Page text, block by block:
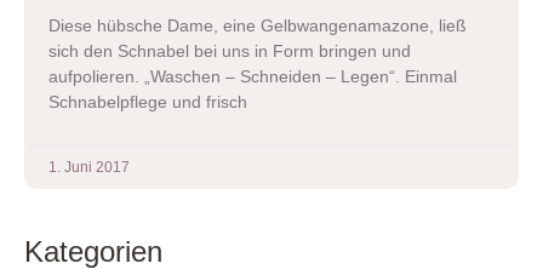
Diese hübsche Dame, eine Gelbwangenamazone, ließ
sich den Schnabel bei uns in Form bringen und
aufpolieren. „Waschen – Schneiden – Legen“. Einmal
Schnabelpflege und frisch
1. Juni 2017
Kategorien